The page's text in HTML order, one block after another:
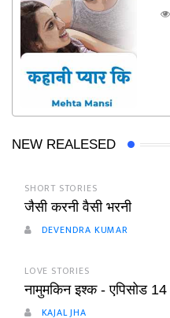
NEW REALESED
SHORT STORIES
जैसी करनी वैसी भरनी
DEVENDRA KUMAR
LOVE STORIES
नामुमकिन इश्क - एपिसोड 14
KAJAL JHA